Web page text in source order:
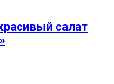
cалат